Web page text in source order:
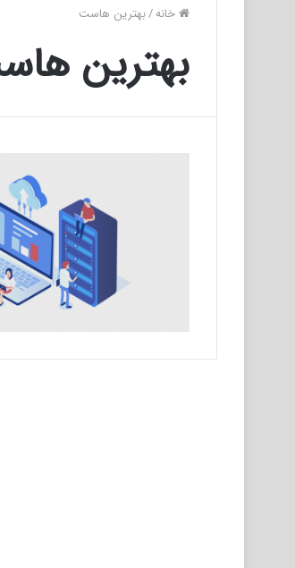
خانه/بهترین هاست
بهترین